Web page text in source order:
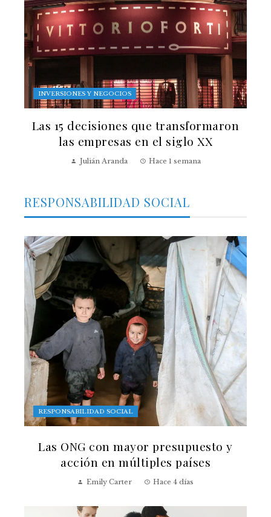
INVERSIONES Y NEGOCIOS
Las 15 decisiones que transformaron
las empresas en el siglo XX
Julián Aranda Hace 1 semana
RESPONSABILIDAD SOCIAL
RESPONSABILIDAD SOCIAL
Las ONG con mayor presupuesto y
acción en múltiples países
Emily Carter Hace 4 días